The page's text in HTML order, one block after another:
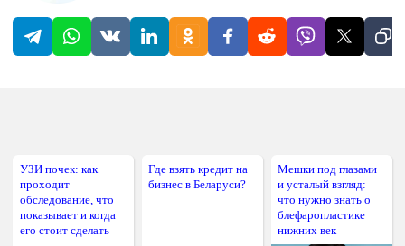
УЗИ почек: как
проходит
обследование, что
показывает и когда
его стоит сделать
Где взять кредит на
бизнес в Беларуси?
Мешки под глазами
и усталый взгляд:
что нужно знать о
блефаропластике
нижних век